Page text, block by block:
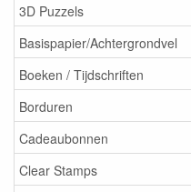
3D Puzzels
Basispapier/Achtergrondvel
Boeken / Tijdschriften
Borduren
Cadeaubonnen
Clear Stamps